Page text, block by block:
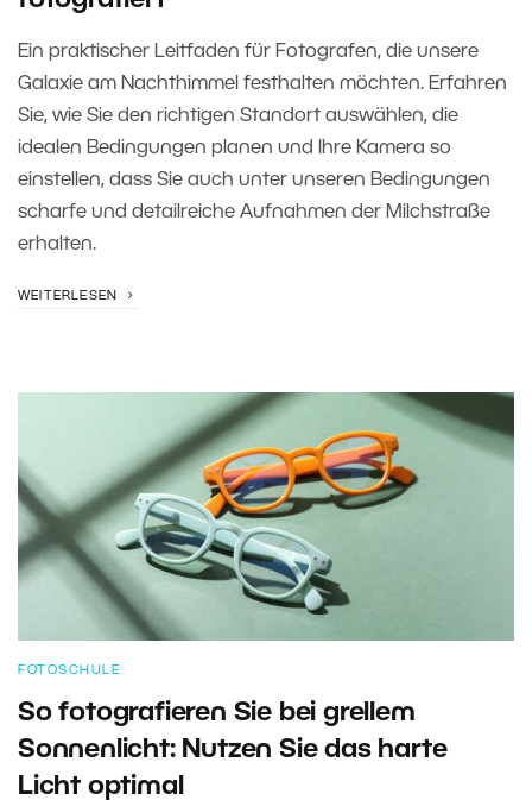
Ein praktischer Leitfaden für Fotografen, die unsere
Galaxie am Nachthimmel festhalten möchten. Erfahren
Sie, wie Sie den richtigen Standort auswählen, die
idealen Bedingungen planen und Ihre Kamera so
einstellen, dass Sie auch unter unseren Bedingungen
scharfe und detailreiche Aufnahmen der Milchstraße
erhalten.
WEITERLESEN
FOTOSCHULE
So fotografieren Sie bei grellem
Sonnenlicht: Nutzen Sie das harte
Licht optimal